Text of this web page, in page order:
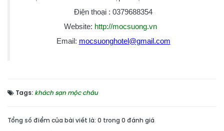
Điện thoại : 0379688354
Website: http://mocsuong.vn
Email: mocsuonghotel@gmail.com
Tags: khách sạn mộc châu
Tổng số điểm của bài viết là: 0 trong 0 đánh giá